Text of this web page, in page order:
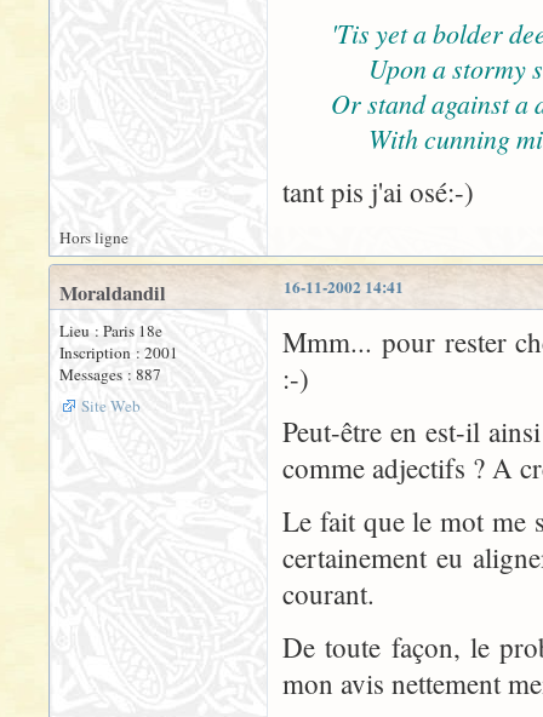
'Tis yet a bolder
Upon a stormy
Or stand against a
With cunning
tant pis j'ai osé:-)
Hors ligne
16-11-2002 14:41
Moraldandil
Lieu : Paris 18e
Inscription : 2001
Messages : 887
Site Web
Mmm... pour rester
:-)
Peut-être en est-il
comme adjectifs ? A
Le fait que le mot me
certainement eu
courant.
De toute façon, le
mon avis nettement